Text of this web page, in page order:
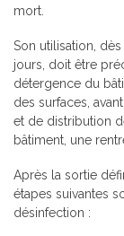
mort.
Son utilisation,
jours, doit être
détergence du
des surfaces,
et de distribution
bâtiment, une
Après la sortie
étapes suivantes
désinfection :